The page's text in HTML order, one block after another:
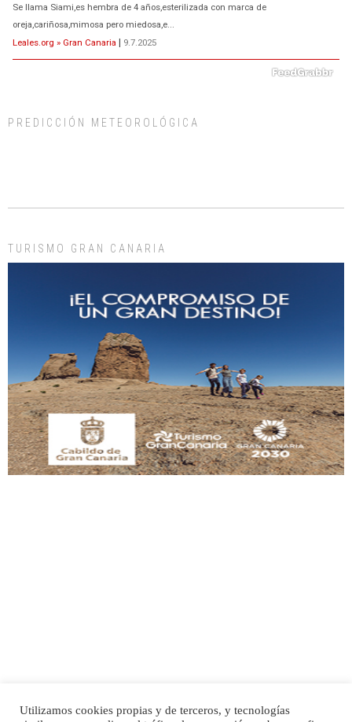
Se llama Siami,es hembra de 4 años,esterilizada con marca de
oreja,cariñosa,mimosa pero miedosa,e...
Leales.org » Gran Canaria | 9.7.2025
días, ella incluida...
Gato manso encontrado
Este gato macho ha aparecido en la calle hace menos de un mes, es muy
manso y extremadamente cari...
Leales.org » Gran Canaria | 9.7.2025
SHIBA PERDIDO AVDA JOSE MESA Y LOPEZ
PREDICCIÓN METEOROLÓGICA
TURISMO GRAN CANARIA
Utilizamos cookies propias y de terceros, y tecnologías